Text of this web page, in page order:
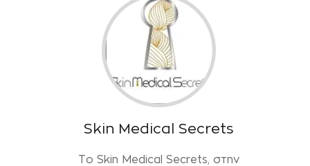
Skin Medical Secrets
Το Skin Medical Secrets, στην